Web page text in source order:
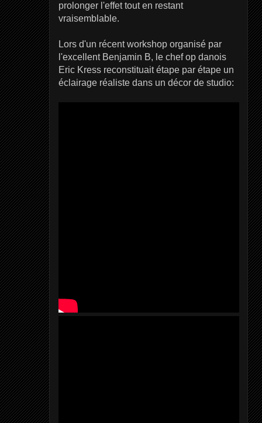
prolonger l'effet tout en restant
vraisemblable.
Lors d'un récent workshop organisé par
l'excellent Benjamin B, le chef op danois
Eric Kress reconstituait étape par étape un
éclairage réaliste dans un décor de studio: